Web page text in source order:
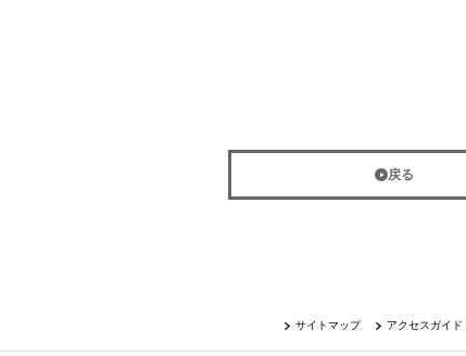
戻る
サイトマップ アクセスガイド